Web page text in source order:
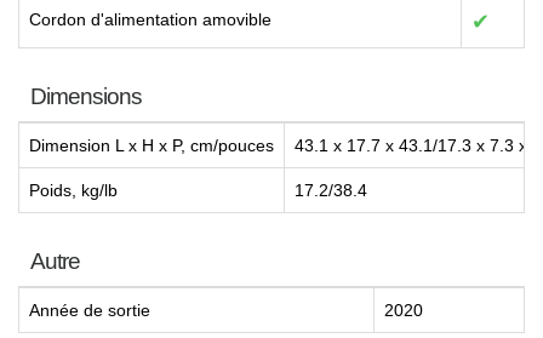
Cordon d'alimentation amovible ✔
Dimensions
Dimension L x H x P, cm/pouces 43.1 x 17.7 x 43.1/17.3 x 7.3 x
Poids, kg/lb 17.2/38.4
Autre
Année de sortie 2020